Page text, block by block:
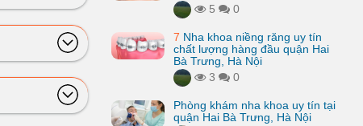
5
0
7 Nha khoa niềng răng uy tín
chất lượng hàng đầu quận Hai
Bà Trưng, Hà Nội
3
0
Phòng khám nha khoa uy tín tại
quận Hai Bà Trưng, Hà Nội